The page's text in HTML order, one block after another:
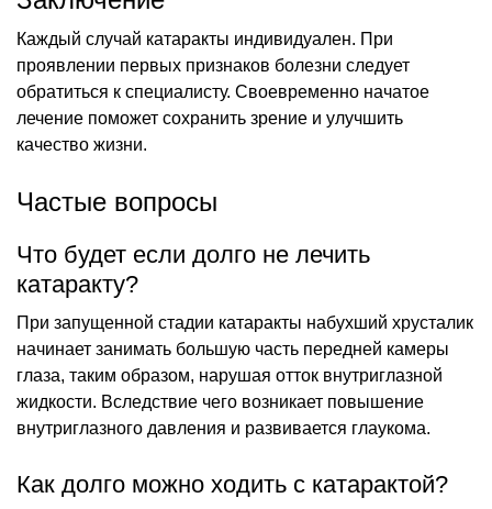
Каждый случай катаракты индивидуален. При
проявлении первых признаков болезни следует
обратиться к специалисту. Своевременно начатое
лечение поможет сохранить зрение и улучшить
качество жизни.
Частые вопросы
Что будет если долго не лечить
катаракту?
При запущенной стадии катаракты набухший хрусталик
начинает занимать большую часть передней камеры
глаза, таким образом, нарушая отток внутриглазной
жидкости. Вследствие чего возникает повышение
внутриглазного давления и развивается глаукома.
Как долго можно ходить с катарактой?